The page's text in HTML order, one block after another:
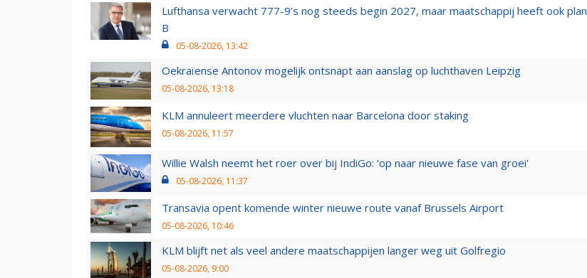
Lufthansa verwacht 777-9’s nog steeds begin 2027, maar maatschappij heeft ook plan
B
05-08-2026, 13:42
Oekraïense Antonov mogelijk ontsnapt aan aanslag op luchthaven Leipzig
05-08-2026, 13:18
KLM annuleert meerdere vluchten naar Barcelona door staking
05-08-2026, 11:57
Willie Walsh neemt het roer over bij IndiGo: 'op naar nieuwe fase van groei'
05-08-2026, 11:37
Transavia opent komende winter nieuwe route vanaf Brussels Airport
05-08-2026, 10:46
KLM blijft net als veel andere maatschappijen langer weg uit Golfregio
05-08-2026, 9:00